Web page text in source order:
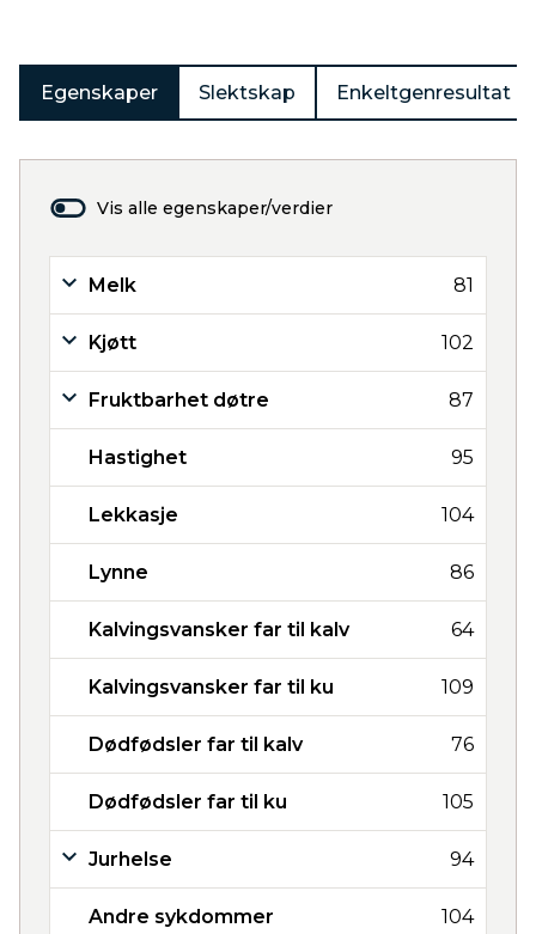
Egenskaper Slektskap Enkeltgenresultat
Vis alle egenskaper/verdier
Melk 81
Kjøtt 102
Fruktbarhet døtre 87
Hastighet 95
Lekkasje 104
Lynne 86
Kalvingsvansker far til kalv 64
Kalvingsvansker far til ku 109
Dødfødsler far til kalv 76
Dødfødsler far til ku 105
Jurhelse 94
Andre sykdommer 104